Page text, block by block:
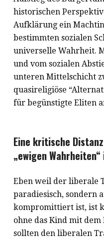
historischen
Aufklärung ein
bestimmten sozialen
universelle Wahrheit.
und vom sozialen
unteren Mittelschicht
quasireligiöse
für begünstigte Eliten
Eine kritische
„ewigen
Eben weil der liberale
paradiesisch, sondern
kompromittiert ist, ist
ohne das Kind mit
sollten den liberalen